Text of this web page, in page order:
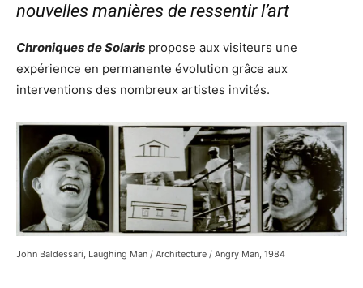
nouvelles manières de ressentir l’art
Chroniques de Solaris propose aux visiteurs une
expérience en permanente évolution grâce aux
interventions des nombreux artistes invités.
John Baldessari, Laughing Man / Architecture / Angry Man, 1984